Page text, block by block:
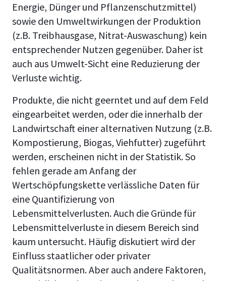
Energie, Dünger und Pflanzenschutzmittel)
sowie den Umweltwirkungen der Produktion
(z.B. Treibhausgase, Nitrat-Auswaschung) kein
entsprechender Nutzen gegenüber. Daher ist
auch aus Umwelt-Sicht eine Reduzierung der
Verluste wichtig.
Produkte, die nicht geerntet und auf dem Feld
eingearbeitet werden, oder die innerhalb der
Landwirtschaft einer alternativen Nutzung (z.B.
Kompostierung, Biogas, Viehfutter) zugeführt
werden, erscheinen nicht in der Statistik. So
fehlen gerade am Anfang der
Wertschöpfungskette verlässliche Daten für
eine Quantifizierung von
Lebensmittelverlusten. Auch die Gründe für
Lebensmittelverluste in diesem Bereich sind
kaum untersucht. Häufig diskutiert wird der
Einfluss staatlicher oder privater
Qualitätsnormen. Aber auch andere Faktoren,